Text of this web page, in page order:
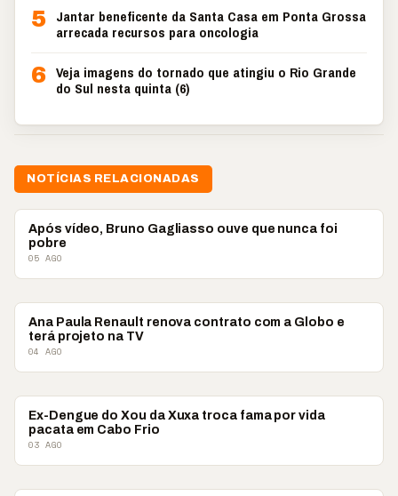
5 Jantar beneficente da Santa Casa em Ponta Grossa
arrecada recursos para oncologia
6 Veja imagens do tornado que atingiu o Rio Grande
do Sul nesta quinta (6)
NOTÍCIAS RELACIONADAS
ENTRETENIMENTO
Após vídeo, Bruno Gagliasso ouve que nunca foi
pobre
05 AGO
ENTRETENIMENTO
Ana Paula Renault renova contrato com a Globo e
terá projeto na TV
04 AGO
ENTRETENIMENTO
Ex-Dengue do Xou da Xuxa troca fama por vida
pacata em Cabo Frio
03 AGO